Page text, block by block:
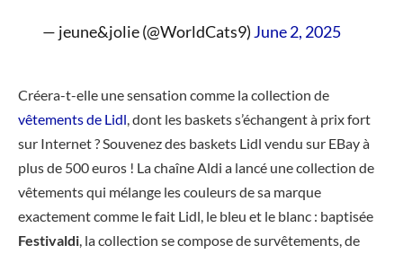
— jeune&jolie (@WorldCats9) June 2, 2025
Créera-t-elle une sensation comme la collection de
vêtements de Lidl, dont les baskets s’échangent à prix fort
sur Internet ? Souvenez des baskets Lidl vendu sur EBay à
plus de 500 euros ! La chaîne Aldi a lancé une collection de
vêtements qui mélange les couleurs de sa marque
exactement comme le fait Lidl, le bleu et le blanc : baptisée
Festivaldi, la collection se compose de survêtements, de